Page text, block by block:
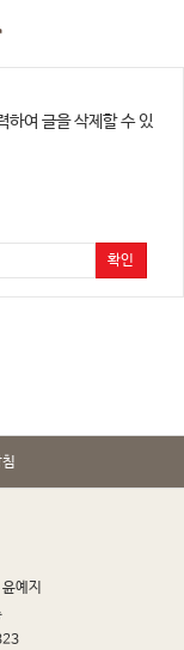
하여 글을 삭제할 수 있
확인
예지